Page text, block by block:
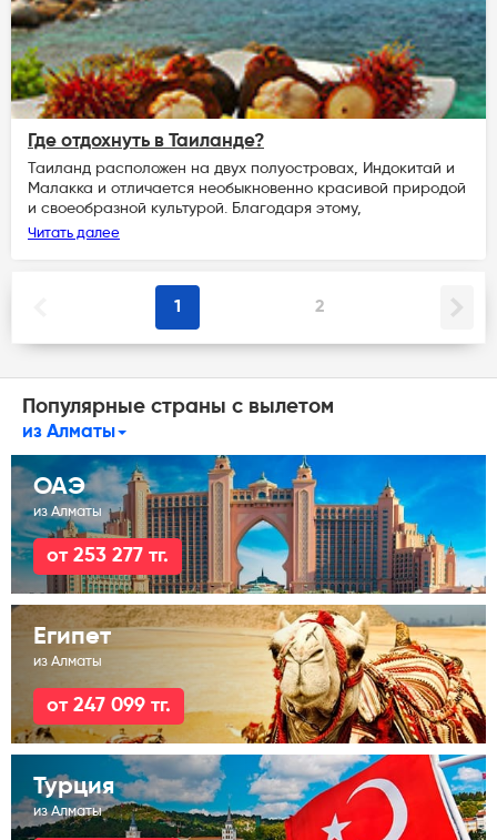
Где отдохнуть в Таиланде?
Таиланд расположен на двух полуостровах, Индокитай и
Малакка и отличается необыкновенно красивой природой
и своеобразной культурой. Благодаря этому,
Читать далее
1 2
Популярные страны с вылетом
из Алматы
ОАЭ
из Алматы
от 253 277 тг.
Египет
из Алматы
от 247 099 тг.
Турция
из Алматы